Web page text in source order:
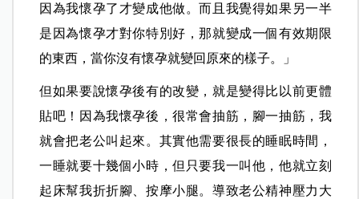
因為我懷孕了才變成他做。而且我覺得如果另一半
是因為懷孕才對你特別好，那就變成一個有效期限
的東西，當你沒有懷孕就變回原來的樣子。」
但如果要說懷孕後有的改變，就是變得比以前更體
貼吧！因為我懷孕後，很常會抽筋，腳一抽筋，我
就會把老公叫起來。其實他需要很長的睡眠時間，
一睡就要十幾個小時，但只要我一叫他，他就立刻
起床幫我折折腳、按摩小腿。導致老公精神壓力大